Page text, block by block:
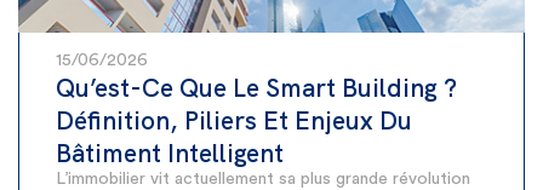
15/06/2026
Qu’est-Ce Que Le Smart Building ?
Définition, Piliers Et Enjeux Du
Bâtiment Intelligent
L’immobilier vit actuellement sa plus grande révolution